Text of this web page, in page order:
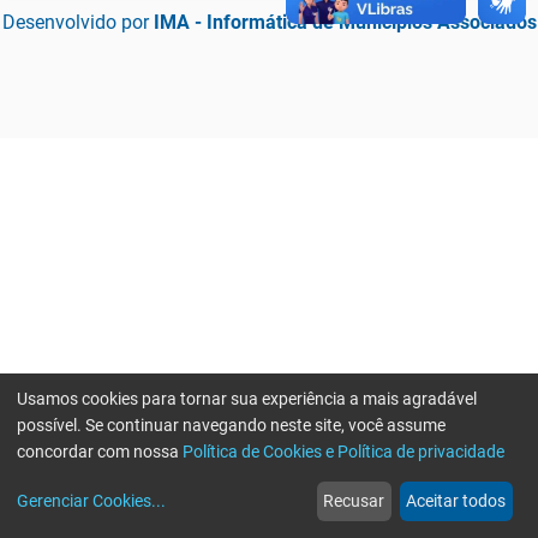
Desenvolvido por IMA - Informática de Municípios Associados
web
Notícias
more_horiz
Mais
Usamos cookies para tornar sua experiência a mais agradável
possível. Se continuar navegando neste site, você assume
concordar com nossa Política de Cookies e Política de privacidade
Gerenciar Cookies... Recusar Aceitar todos
Erro ao enviar informações, por favor tente novamente